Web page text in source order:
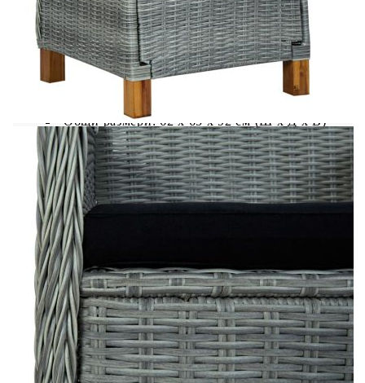
Цвят на възглавницата: Черен
Материал: Кръгъл PE ратан, акациево
дърво масив, прахово боядисана стомана
Материал на възглавницата: Калъфка от
100% полиестер с пълнеж от дунапрен
Общи размери: 62 x 65 x 92 см (Ш х Д х В)
Ширина на седалката: 54 см
Дълбочина на седалката: 49 см
Височина на седалката от земята: 41 см
Височина на подлакътника от земята: 64 см
Дебелина на възглавницата за сядане: 6 см
Необходим е монтаж
Доставката съдържа:
1 х Маса
4 x Столa